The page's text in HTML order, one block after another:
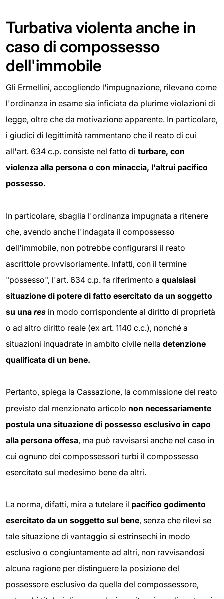
Turbativa violenta anche in
caso di compossesso
dell'immobile
Gli Ermellini, accogliendo l'impugnazione, rilevano come
l'ordinanza in esame sia inficiata da plurime violazioni di
legge, oltre che da motivazione apparente. In particolare,
i giudici di legittimità rammentano che il reato di cui
all'art. 634 c.p. consiste nel fatto di turbare, con
violenza alla persona o con minaccia, l'altrui pacifico
possesso.
In particolare, sbaglia l'ordinanza impugnata a ritenere
che, avendo anche l'indagata il compossesso
dell'immobile, non potrebbe configurarsi il reato
ascrittole provvisoriamente. Infatti, con il termine
"possesso", l'art. 634 c.p. fa riferimento a qualsiasi
situazione di potere di fatto esercitato da un soggetto
su una res in modo corrispondente al diritto di proprietà
o ad altro diritto reale (ex art. 1140 c.c.), nonché a
situazioni inquadrate in ambito civile nella detenzione
qualificata di un bene.
Pertanto, spiega la Cassazione, la commissione del reato
previsto dal menzionato articolo non necessariamente
postula una situazione di possesso esclusivo in capo
alla persona offesa, ma può ravvisarsi anche nel caso in
cui ognuno dei compossessori turbi il compossesso
esercitato sul medesimo bene da altri.
La norma, difatti, mira a tutelare il pacifico godimento
esercitato da un soggetto sul bene, senza che rilevi se
tale situazione di vantaggio si estrinsechi in modo
esclusivo o congiuntamente ad altri, non ravvisandosi
alcuna ragione per distinguere la posizione del
possessore esclusivo da quella del compossessore,